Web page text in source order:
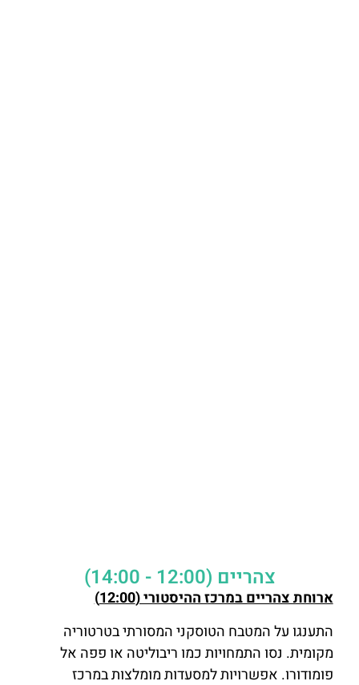
צהריים (12:00 - 14:00)
ארוחת צהריים במרכז ההיסטורי (12:00)
התענגו על המטבח הטוסקני המסורתי בטרטוריה
מקומית. נסו התמחויות כמו ריבוליטה או פפה אל
פומודורו. אפשרויות למסעדות מומלצות במרכז